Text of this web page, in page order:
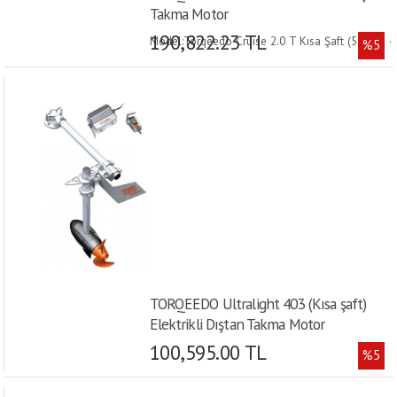
Takma Motor
Model:Torqeedo Cruise 2.0 T Kısa Şaft (59 cm) ·
Yavaş kullanımda 2.7 km/h:10 saat · Tam gaz
kullanımda 6 km/h:2 saat ·
190,822.23 TL %5
TORQEEDO Ultralight 403 (Kısa şaft)
Elektrikli Dıştan Takma Motor
100,595.00 TL %5